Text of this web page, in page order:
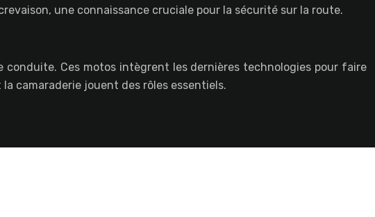
une connaissance cruciale pour la sécurité sur la route.
Ces motos intègrent les dernières technologies pour faire
camaraderie jouent des rôles essentiels.